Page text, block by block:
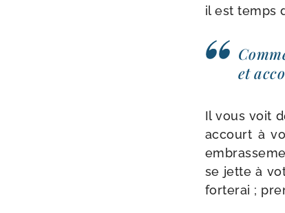
il est temps
et
Il vous voit
accourt à
se jette à
for­te­rai ;